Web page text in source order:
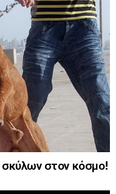
σκύλων στον κόσμο!